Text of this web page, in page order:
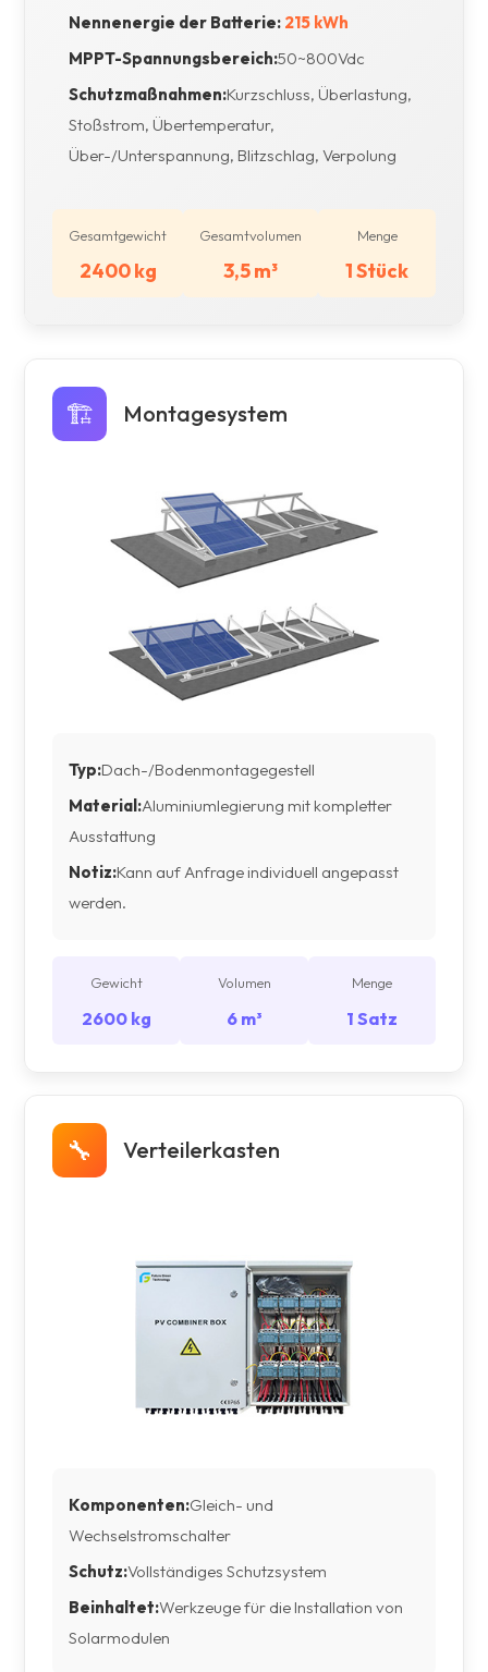
Nennenergie der Batterie: 215 kWh
MPPT-Spannungsbereich:50~800Vdc
Schutzmaßnahmen:Kurzschluss, Überlastung,
Stoßstrom, Übertemperatur,
Über-/Unterspannung, Blitzschlag, Verpolung
Gesamtgewicht
2400 kg
Gesamtvolumen
3,5 m³
Menge
1 Stück
🏗️ Montagesystem
Typ:Dach-/Bodenmontagegestell
Material:Aluminiumlegierung mit kompletter
Ausstattung
Notiz:Kann auf Anfrage individuell angepasst
werden.
Gewicht
2600 kg
Volumen
6 m³
Menge
1 Satz
🔧 Verteilerkasten
Komponenten:Gleich- und
Wechselstromschalter
Schutz:Vollständiges Schutzsystem
Beinhaltet:Werkzeuge für die Installation von
Solarmodulen